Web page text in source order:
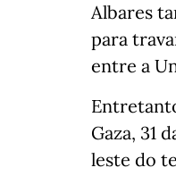
Albares
para
entre a
Gaza, 31
leste do